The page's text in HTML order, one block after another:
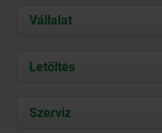
Vállalat
Rólunk
Kapcsolat
Letöltés
Documents
Szerviz